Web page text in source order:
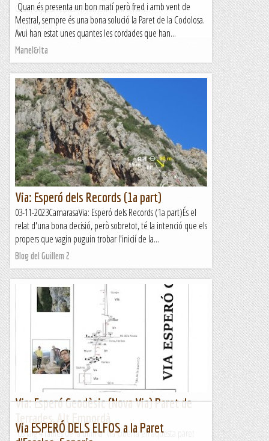
Grau, aquest febrer hi tornem; hi tenim...
Jaumegrimp 2
Quan és presenta un bon matí però fred i amb vent de
Mestral, sempre és una bona solució la Paret de la Codolosa.
Avui han estat unes quantes les cordades que han...
Manel&Ita
Via: Esperó dels Records (1a part)
03-11-2023CamarasaVia: Esperó dels Records (1a part)És el
relat d'una bona decisió, però sobretot, té la intenció que els
propers que vagin puguin trobar l'inicií de la...
Blog del Guillem 2
Via: Esperó Geodèsic (Nova Via) Paret de
Terrades, Alt Empordà
Us faig 4 ratlles de la última via Oberta en aquesta paret
Via ESPERÓ DELS ELFOS a la Paret